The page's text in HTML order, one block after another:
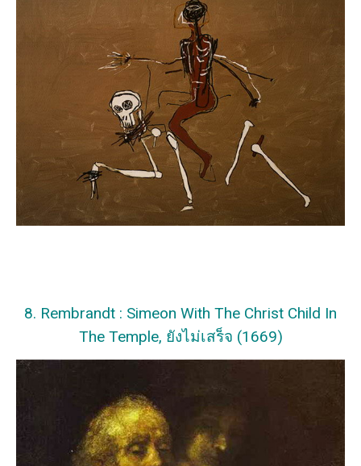
8. Rembrandt : Simeon With The Christ Child In
The Temple, ยังไม่เสร็จ (1669)